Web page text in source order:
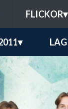
FLICKOR▾
▾ LAG